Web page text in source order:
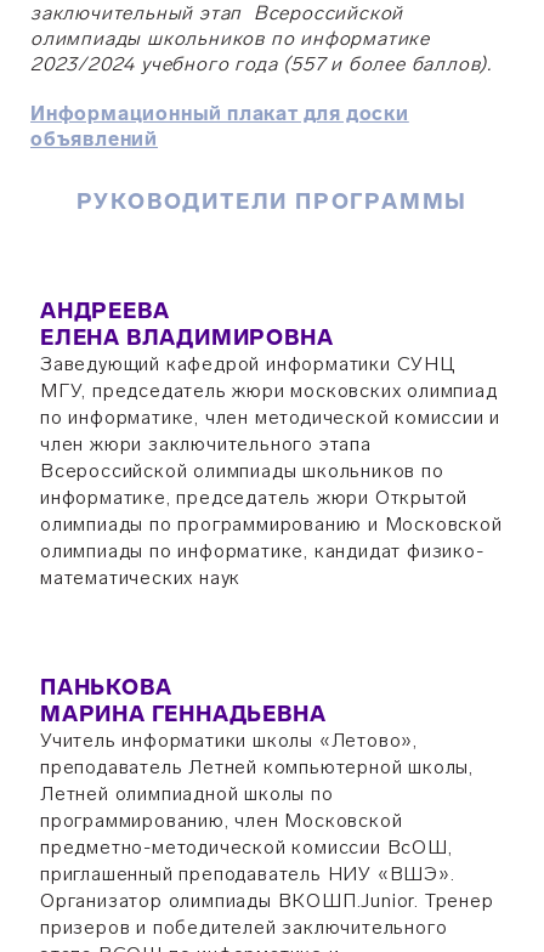
заключительный этап Всероссийской
олимпиады школьников по информатике
2023/2024 учебного года (557 и более баллов).
Информационный плакат для доски
объявлений
РУКОВОДИТЕЛИ ПРОГРАММЫ
АНДРЕЕВА
ЕЛЕНА ВЛАДИМИРОВНА
Заведующий кафедрой информатики СУНЦ
МГУ, председатель жюри московских олимпиад
по информатике, член методической комиссии и
член жюри заключительного этапа
Всероссийской олимпиады школьников по
информатике, председатель жюри Открытой
олимпиады по программированию и Московской
олимпиады по информатике, кандидат физико-
математических наук
ПАНЬКОВА
МАРИНА ГЕННАДЬЕВНА
Учитель информатики школы «Летово»,
преподаватель Летней компьютерной школы,
Летней олимпиадной школы по
программированию, член Московской
предметно-методической комиссии ВсОШ,
приглашенный преподаватель НИУ «ВШЭ».
Организатор олимпиады ВКОШП.Junior. Тренер
призеров и победителей заключительного